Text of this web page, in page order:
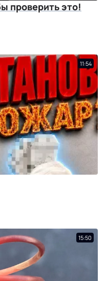
проверить это!
11:54
15:50